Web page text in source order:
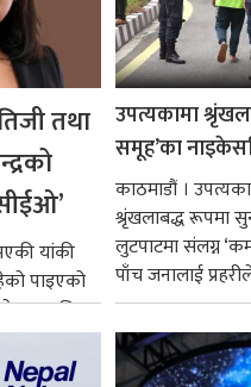
तथा
यांकी
पाइएको
अञ्चलाधिश
उपत्यकामा
समूह’का
काठमाडौं ।
श्रृंखलाबद्ध रूपमा
लुटपाटमा संलग्न
पाँच जनालाई